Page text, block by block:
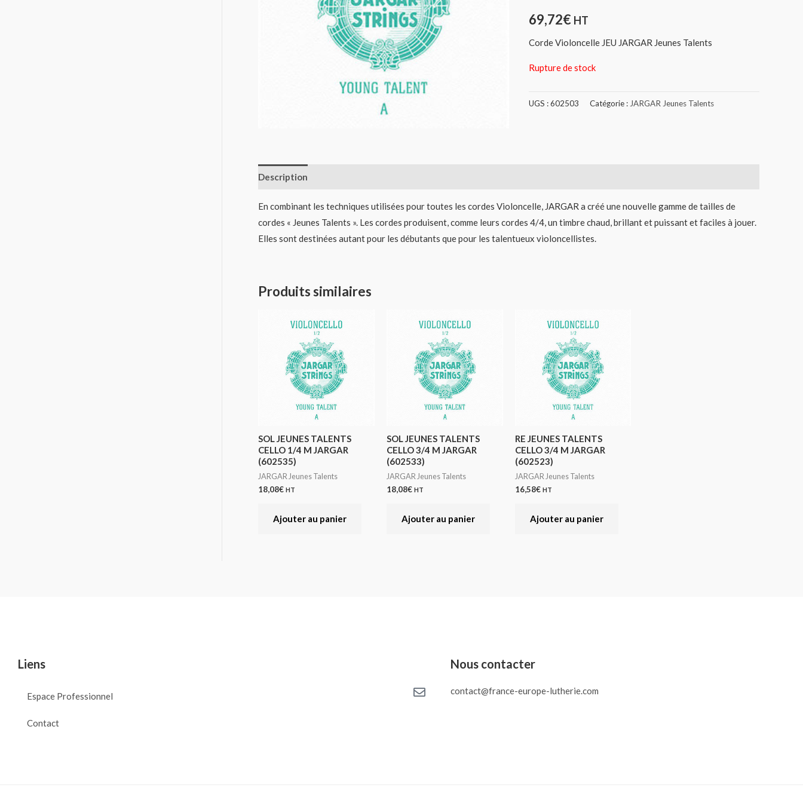
69,72€ HT
Corde Violoncelle JEU JARGAR Jeunes Talents
Rupture de stock
UGS :602503 Catégorie : JARGAR Jeunes Talents
Description
En combinant les techniques utilisées pour toutes les cordes Violoncelle, JARGAR a créé une nouvelle gamme de tailles de
cordes « Jeunes Talents ». Les cordes produisent, comme leurs cordes 4/4, un timbre chaud, brillant et puissant et faciles à jouer.
Elles sont destinées autant pour les débutants que pour les talentueux violoncellistes.
Produits similaires
SOL JEUNES TALENTS
CELLO 1/4 M JARGAR
(602535)
JARGAR Jeunes Talents
18,08€ HT
Ajouter au panier
SOL JEUNES TALENTS
CELLO 3/4 M JARGAR
(602533)
JARGAR Jeunes Talents
18,08€ HT
Ajouter au panier
RE JEUNES TALENTS
CELLO 3/4 M JARGAR
(602523)
JARGAR Jeunes Talents
16,58€ HT
Ajouter au panier
Liens
Espace Professionnel
Contact
Nous contacter
contact@france-europe-lutherie.com